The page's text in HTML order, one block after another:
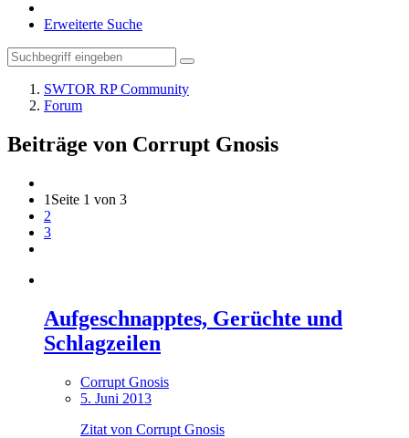
Erweiterte Suche
SWTOR RP Community
Forum
Beiträge von Corrupt Gnosis
1 Seite 1 von 3
2
3
Aufgeschnapptes, Gerüchte und
Schlagzeilen
Corrupt Gnosis
5. Juni 2013
Zitat von Corrupt Gnosis